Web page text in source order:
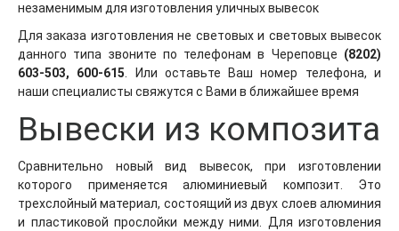
незаменимым для изготовления уличных вывесок
Для заказа изготовления не световых и световых вывесок
данного типа звоните по телефонам в Череповце (8202)
603-503, 600-615. Или оставьте Ваш номер телефона, и
наши специалисты свяжутся с Вами в ближайшее время
Вывески из композита
Сравнительно новый вид вывесок, при изготовлении
которого применяется алюминиевый композит. Это
трехслойный материал, состоящий из двух слоев алюминия
и пластиковой прослойки между ними. Для изготовления